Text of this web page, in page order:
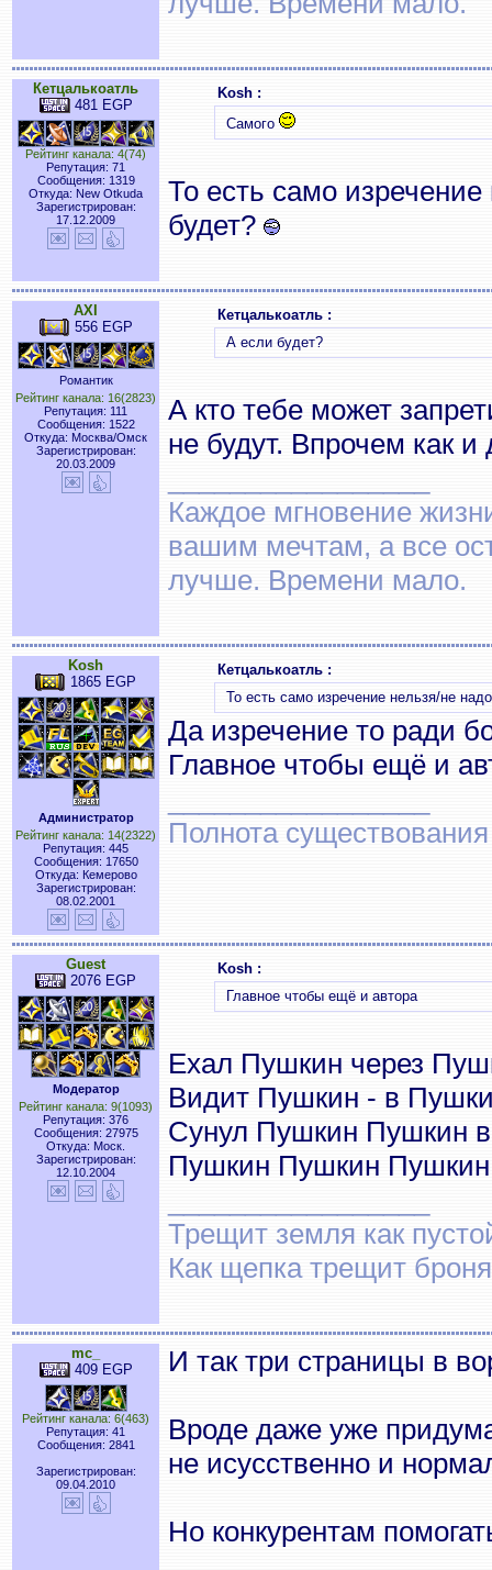
Кетцалькоатль
481 EGP
Рейтинг канала: 4(74)
Репутация: 71
Сообщения: 1319
Откуда: New Otkuda
Зарегистрирован:
17.12.2009
Kosh :
Самого
То есть само
будет?
AXI
556 EGP
Романтик
Рейтинг канала: 16(2823)
Репутация: 111
Сообщения: 1522
Откуда: Москва/Омск
Зарегистрирован:
20.03.2009
Кетцалькоатль :
А если будет?
А кто тебе может
не будут. Впрочем как
Каждое мгновение
вашим мечтам, а все
лучше. Времени мало.
Kosh
1865 EGP
Администратор
Рейтинг канала: 14(2322)
Репутация: 445
Сообщения: 17650
Откуда: Кемерово
Зарегистрирован:
08.02.2001
Кетцалькоатль :
То есть само изречение нельзя/не
Да изречение то ради
Главное чтобы ещё и
Полнота
Guest
2076 EGP
Модератор
Рейтинг канала: 9(1093)
Репутация: 376
Сообщения: 27975
Откуда: Моск.
Зарегистрирован:
12.10.2004
Kosh :
Главное чтобы ещё и автора
Ехал Пушкин через
Видит Пушкин - в
Сунул Пушкин Пушкин
Пушкин Пушкин
Трещит земля как
Как щепка трещит броня
mc_
409 EGP
Рейтинг канала: 6(463)
Репутация: 41
Сообщения: 2841
Зарегистрирован:
09.04.2010
И так три страницы в
Вроде даже уже
не исусственно и
Но конкурентам